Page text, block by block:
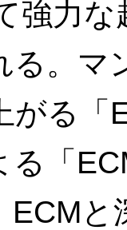
強力
る。マ
がる「
る「
ECM